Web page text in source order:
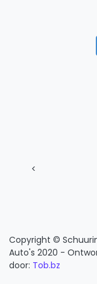
<
Copyright ©
Auto's 2020 -
door: Tob.bz